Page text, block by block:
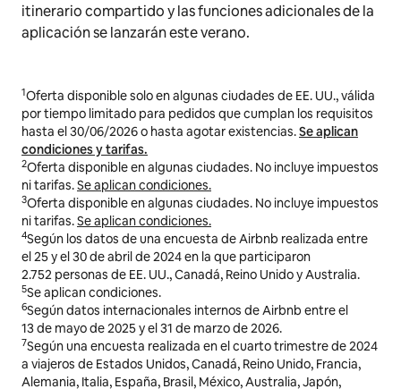
itinerario compartido y las funciones adicionales de la
aplicación se lanzarán este verano.
1Oferta disponible solo en algunas ciudades de EE. UU., válida
por tiempo limitado para pedidos que cumplan los requisitos
hasta el 30/06/2026 o hasta agotar existencias.Se aplican
condiciones y tarifas.
2Oferta disponible en algunas ciudades. No incluye impuestos
ni tarifas.Se aplican condiciones.
3Oferta disponible en algunas ciudades. No incluye impuestos
ni tarifas.Se aplican condiciones.
4Según los datos de una encuesta de Airbnb realizada entre
el 25 y el 30 de abril de 2024 en la que participaron
2.752 personas de EE. UU., Canadá, Reino Unido y Australia.
5Se aplican condiciones.
6Según datos internacionales internos de Airbnb entre el
13 de mayo de 2025 y el 31 de marzo de 2026.
7Según una encuesta realizada en el cuarto trimestre de 2024
a viajeros de Estados Unidos, Canadá, Reino Unido, Francia,
Alemania, Italia, España, Brasil, México, Australia, Japón,